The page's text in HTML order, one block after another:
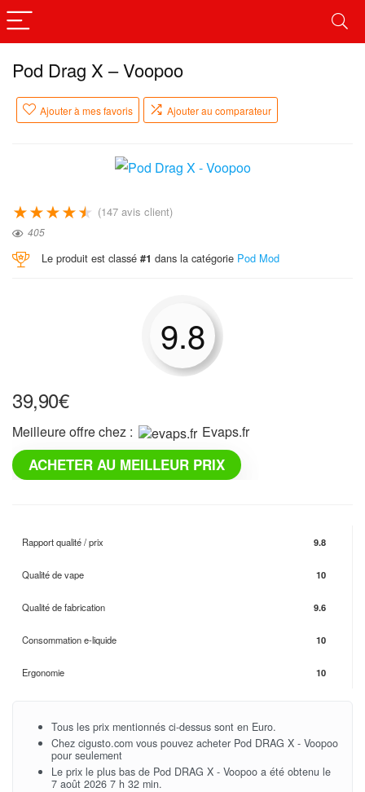
Pod Drag X – Voopoo
Ajouter à mes favoris Ajouter au comparateur
★★★★★ (147 avis client)
405
Le produit est classé #1 dans la catégorie Pod Mod
9.8
39,90€
Meilleure offre chez : evaps.fr
ACHETER AU MEILLEUR PRIX
Rapport qualité / prix 9.8
Qualité de vape 10
Qualité de fabrication 9.6
Consommation e-liquide 10
Ergonomie 10
Tous les prix mentionnés ci-dessus sont en Euro.
Chez cigusto.com vous pouvez acheter Pod DRAG X - Voopoo
pour seulement
Le prix le plus bas de Pod DRAG X - Voopoo a été obtenu le
7 août 2026 7 h 32 min.